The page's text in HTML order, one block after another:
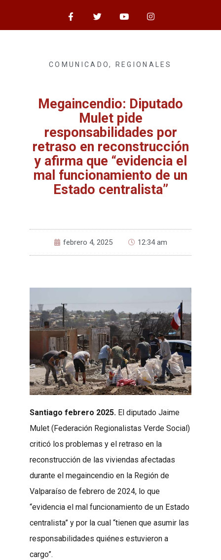
COMUNICADO, REGIONALES
Megaincendio: Diputado
Mulet pide
responsabilidades por
retraso en reconstrucción
y afirma que “evidencia el
mal funcionamiento de un
Estado centralista”
febrero 4, 2025 12:34 am
Santiago febrero 2025. El diputado Jaime
Mulet (Federación Regionalistas Verde Social)
criticó los problemas y el retraso en la
reconstrucción de las viviendas afectadas
durante el megaincendio en la Región de
Valparaíso de febrero de 2024, lo que
“evidencia el mal funcionamiento de un Estado
centralista” y por la cual “tienen que asumir las
responsabilidades quiénes estuvieron a
cargo”.